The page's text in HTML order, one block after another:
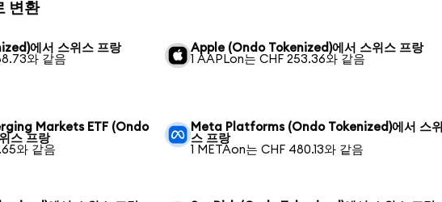
변환
에서 스위스 프랑
와 같음
Apple (Ondo Tokenized)에서 스위스 프랑
1 AAPLon는 CHF 253.36와 같음
Markets ETF (Ondo
스 프랑
와 같음
Meta Platforms (Ondo Tokenized)에서 스위
스 프랑
1 METAon는 CHF 480.13와 같음